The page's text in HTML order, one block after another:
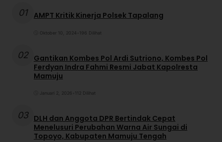
01 AMPT Kritik Kinerja Polsek Tapalang
Oktober 10, 2024 196 Dilihat
02 Gantikan Kombes Pol Ardi Sutriono, Kombes Pol
Ferdyan Indra Fahmi Resmi Jabat Kapolresta
Mamuju
Januari 2, 2026 112 Dilihat
03 DLH dan Anggota DPR Bertindak Cepat
Menelusuri Perubahan Warna Air Sungai di
Topoyo, Kabupaten Mamuju Tengah